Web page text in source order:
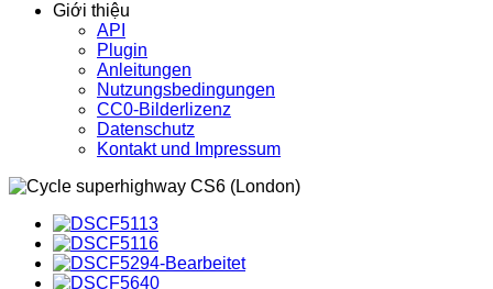
Giới thiệu
API
Plugin
Anleitungen
Nutzungsbedingungen
CC0-Bilderlizenz
Datenschutz
Kontakt und Impressum